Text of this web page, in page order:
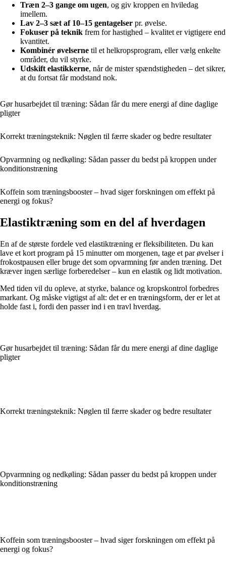
Træn 2–3 gange om ugen, og giv kroppen en hviledag
imellem.
Lav 2–3 sæt af 10–15 gentagelser pr. øvelse.
Fokuser på teknik frem for hastighed – kvalitet er vigtigere end
kvantitet.
Kombinér øvelserne til et helkropsprogram, eller vælg enkelte
områder, du vil styrke.
Udskift elastikkerne, når de mister spændstigheden – det sikrer,
at du fortsat får modstand nok.
Gør husarbejdet til træning: Sådan får du mere energi af dine daglige
pligter
Korrekt træningsteknik: Nøglen til færre skader og bedre resultater
Opvarmning og nedkøling: Sådan passer du bedst på kroppen under
konditionstræning
Koffein som træningsbooster – hvad siger forskningen om effekt på
energi og fokus?
Elastiktræning som en del af hverdagen
En af de største fordele ved elastiktræning er fleksibiliteten. Du kan
lave et kort program på 15 minutter om morgenen, tage et par øvelser i
frokostpausen eller bruge det som opvarmning før anden træning. Det
kræver ingen særlige forberedelser – kun en elastik og lidt motivation.
Med tiden vil du opleve, at styrke, balance og kropskontrol forbedres
markant. Og måske vigtigst af alt: det er en træningsform, der er let at
holde fast i, fordi den passer ind i en travl hverdag.
Gør husarbejdet til træning: Sådan får du mere energi af dine daglige
pligter
Korrekt træningsteknik: Nøglen til færre skader og bedre resultater
Opvarmning og nedkøling: Sådan passer du bedst på kroppen under
konditionstræning
Koffein som træningsbooster – hvad siger forskningen om effekt på
energi og fokus?